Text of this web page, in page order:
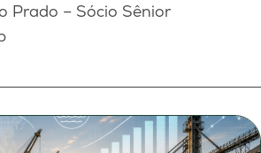
Prado – Sócio Sênior